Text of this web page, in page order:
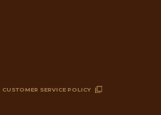
CUSTOMER SERVICE POLICY